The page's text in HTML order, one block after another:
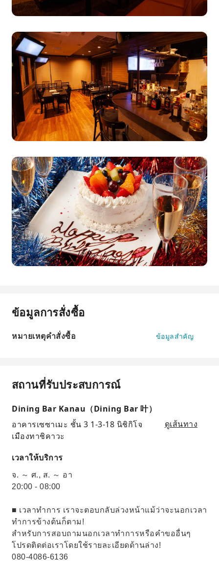
ข้อมูลการสั่งซื้อ
หมายเหตุคำสั่งซื้อ ข้อมูลสำคัญ
สถานที่รับประสบการณ์
Dining Bar Kanau（Dining Bar 叶）
อาคารเซซาเมะ ชั้น 3 1-3-18 นิชิกิโจ
เมืองทาชิคาวะ
ดูเส้นทาง
เวลาให้บริการ
จ. ～ ศ., ส. ～ อา
20:00 - 08:00
■ เวลาทำการ เราจะตอบกลับล่วงหน้าแม้ว่าจะนอกเวลา
ทำการข้างต้นก็ตาม!
สำหรับการสอบถามนอกเวลาทำการหรือคำขออื่นๆ
โปรดติดต่อเราโดยใช้รายละเอียดด้านล่าง!
080-4086-6136